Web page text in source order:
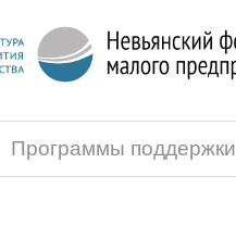
Программы поддержки